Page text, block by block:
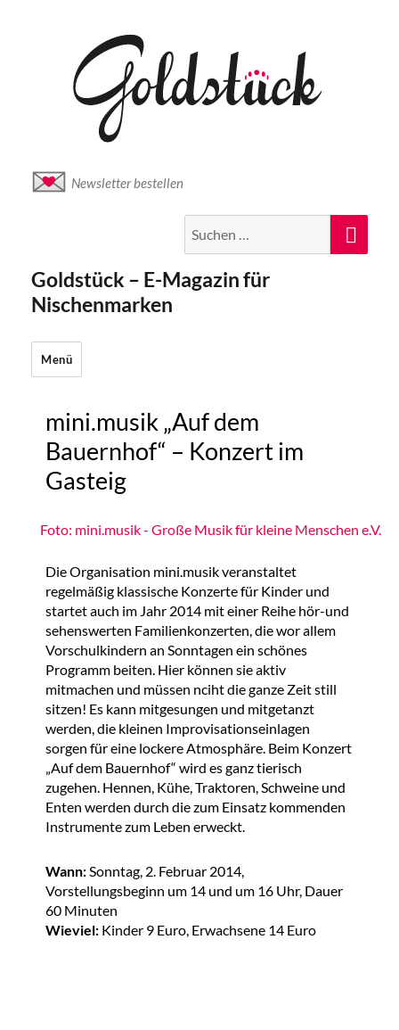
Newsletter bestellen
nach:
Goldstück – E-Magazin für
Nischenmarken
Menü
mini.musik „Auf dem
Bauernhof“ – Konzert im
Gasteig
Foto: mini.musik - Große Musik für kleine Menschen e.V.
Die Organisation mini.musik veranstaltet
regelmäßig klassische Konzerte für Kinder und
startet auch im Jahr 2014 mit einer Reihe hör-und
sehenswerten Familienkonzerten, die wor allem
Vorschulkindern an Sonntagen ein schönes
Programm beiten. Hier können sie aktiv
mitmachen und müssen nciht die ganze Zeit still
sitzen! Es kann mitgesungen und mitgetanzt
werden, die kleinen Improvisationseinlagen
sorgen für eine lockere Atmosphäre. Beim Konzert
„Auf dem Bauernhof“ wird es ganz tierisch
zugehen. Hennen, Kühe, Traktoren, Schweine und
Enten werden durch die zum Einsatz kommenden
Instrumente zum Leben erweckt.
Wann:Sonntag, 2. Februar 2014,
Vorstellungsbeginn um 14 und um 16 Uhr, Dauer
60 Minuten
Wieviel: Kinder 9 Euro, Erwachsene 14 Euro